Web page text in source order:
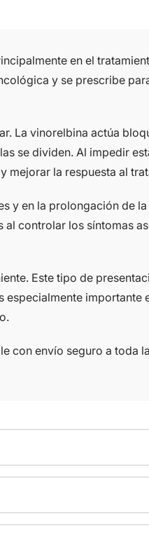
en el
y se prescribe
La vinorelbina actúa
se dividen. Al impedir
mejorar la respuesta al
y en la prolongación de
controlar los síntomas
Este tipo de
con envío seguro a toda